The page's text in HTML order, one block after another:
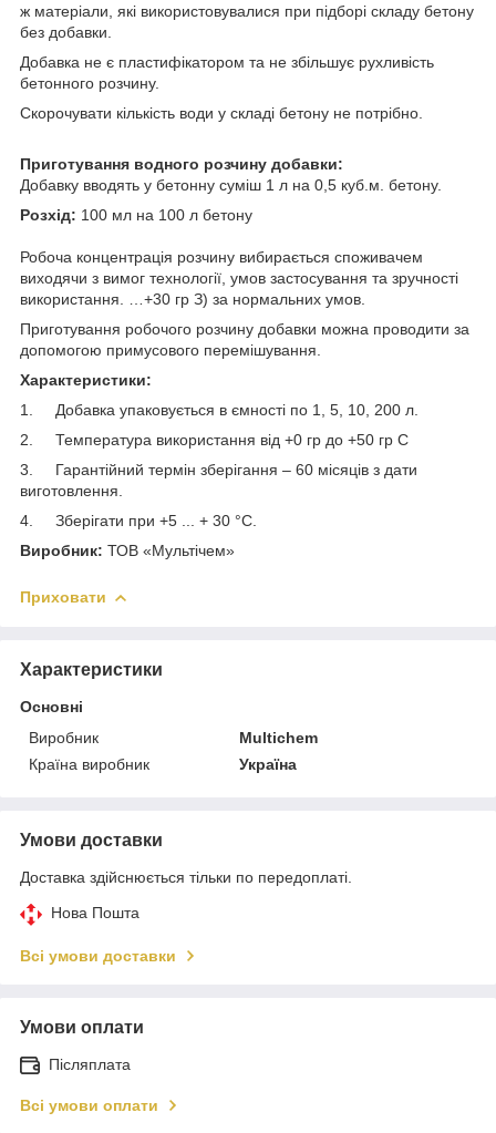
ж матеріали, які використовувалися при підборі складу бетону
без добавки.
Добавка не є пластифікатором та не збільшує рухливість
бетонного розчину.
Скорочувати кількість води у складі бетону не потрібно.
Приготування водного розчину добавки:
Добавку вводять у бетонну суміш 1 л на 0,5 куб.м. бетону.
Розхід: 100 мл на 100 л бетону
Робоча концентрація розчину вибирається споживачем
виходячи з вимог технології, умов застосування та зручності
використання. …+30 гр З) за нормальних умов.
Приготування робочого розчину добавки можна проводити за
допомогою примусового перемішування.
Характеристики:
1. Добавка упаковується в ємності по 1, 5, 10, 200 л.
2. Температура використання від +0 гр до +50 гр С
3. Гарантійний термін зберігання – 60 місяців з дати
виготовлення.
4. Зберігати при +5 ... + 30 °С.
Виробник: ТОВ «Мультічем»
Приховати
Характеристики
Основні
Виробник
Multichem
Країна виробник
Україна
Умови доставки
Доставка здійснюється тільки по передоплаті.
Нова Пошта
Всі умови доставки
Умови оплати
Післяплата
Всі умови оплати